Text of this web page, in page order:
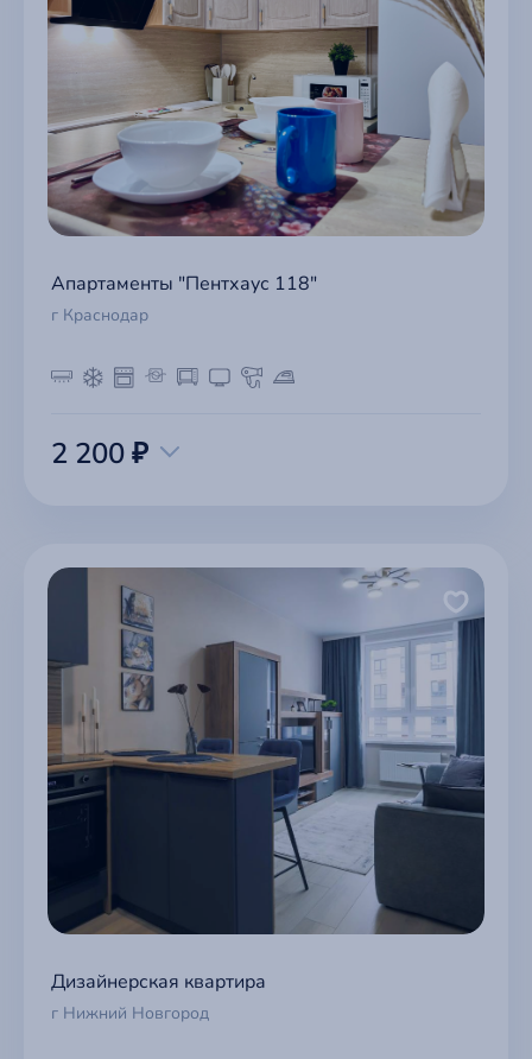
Апартаменты "Пентхаус 118"
г Краснодар
2 200 ₽
Дизайнерская квартира
г Нижний Новгород